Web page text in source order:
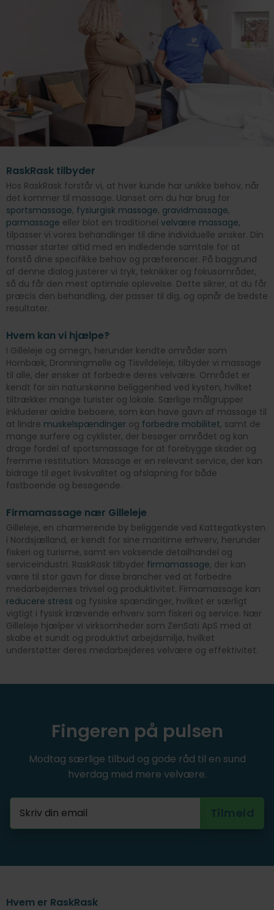
RaskRask tilbyder
Hos RaskRask forstår vi, at hver kunde har unikke behov, når
det kommer til massage. Uanset om du har brug for
sportsmassage, fysiurgisk massage, gravidmassage,
parmassage eller blot en traditionel velvære massage,
tilpasser vi vores behandlinger til dine individuelle ønsker. Din
massør starter altid med en indledende samtale for at
forstå dine specifikke behov og præferencer. På baggrund
af denne dialog justerer vi tryk, teknikker og fokusområder,
så du får den mest optimale oplevelse. Dette sikrer, at du får
præcis den behandling, der passer til dig, og opnår de bedste
resultater.
Hvem kan vi hjælpe?
I Gilleleje og omegn, herunder kendte områder som
Hornbæk, Dronningmølle og Tisvildeleje, tilbyder vi massage
til alle, der ønsker at forbedre deres velvære. Området er
kendt for sin naturskønne beliggenhed ved kysten, hvilket
tiltrækker mange turister og lokale. Særlige målgrupper
inkluderer ældre beboere, som kan have gavn af massage til
at lindre muskelspændinger og forbedre mobilitet, samt de
mange surfere og cyklister, der besøger området og kan
drage fordel af sportsmassage for at forebygge skader og
fremme restitution. Massage er en relevant service, der kan
bidrage til øget livskvalitet og afslapning for både
fastboende og besøgende.
Firmamassage nær Gilleleje
Gilleleje, en charmerende by beliggende ved Kattegatkysten
i Nordsjælland, er kendt for sine maritime erhverv, herunder
fiskeri og turisme, samt en voksende detailhandel og
serviceindustri. RaskRask tilbyder firmamassage, der kan
være til stor gavn for disse brancher ved at forbedre
medarbejdernes trivsel og produktivitet. Firmamassage kan
reducere stress og fysiske spændinger, hvilket er særligt
vigtigt i fysisk krævende erhverv som fiskeri og service. Nær
Gilleleje hjælper vi virksomheder som ZenSati ApS med at
skabe et sundt og produktivt arbejdsmiljø, hvilket
understøtter deres medarbejderes velvære og effektivitet.
Fingeren på pulsen
Modtag særlige tilbud og gode råd til en sund
hverdag med mere velvære.
Hvem er RaskRask